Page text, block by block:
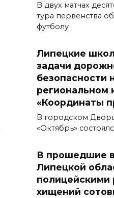
В двух матчах
тура первенства
футболу
Липецкие
задачи
безопасности
региональном
«Координаты
В городском
«Октябрь»
В прошедшие
Липецкой
полицейскими
хищений